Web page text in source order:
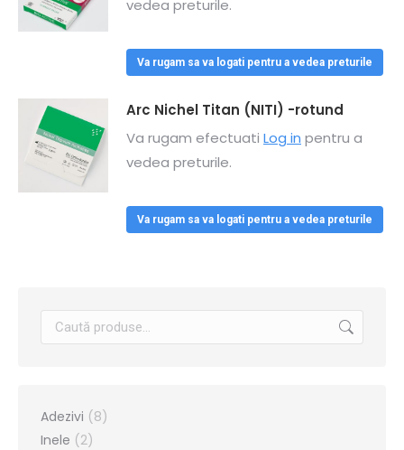
vedea preturile.
Va rugam sa va logati pentru a vedea preturile
Arc Nichel Titan (NITI) -rotund
Va rugam efectuati Log in pentru a
vedea preturile.
Va rugam sa va logati pentru a vedea preturile
Adezivi (8)
Inele (2)